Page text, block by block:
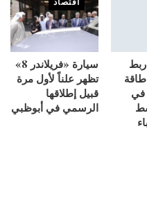
في
اقتصاد
سيارة «فريلاندر 8»
تظهر علناً لأول مرة
قبيل إطلاقها
الرسمي في أبوظبي